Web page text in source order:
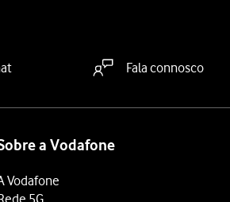
Fala connosco
a Vodafone
Vodafone
5G